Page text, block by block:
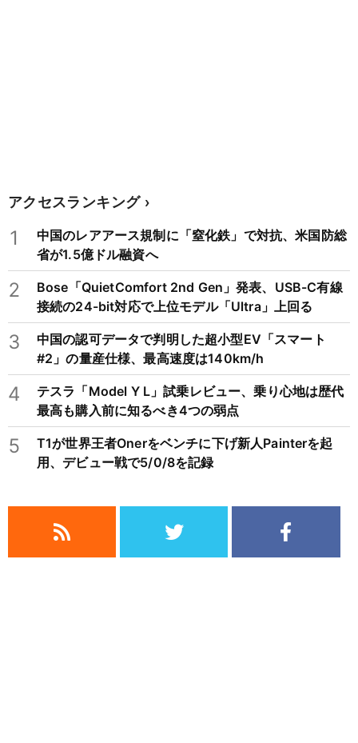
アクセスランキング
1
中国のレアアース規制に「窒化鉄」で対抗、米国防総
省が1.5億ドル融資へ
2
Bose「QuietComfort 2nd Gen」発表、USB-C有線
接続の24-bit対応で上位モデル「Ultra」上回る
3
中国の認可データで判明した超小型EV「スマート
#2」の量産仕様、最高速度は140km/h
4
テスラ「Model Y L」試乗レビュー、乗り心地は歴代
最高も購入前に知るべき4つの弱点
5
T1が世界王者Onerをベンチに下げ新人Painterを起
用、デビュー戦で5/0/8を記録